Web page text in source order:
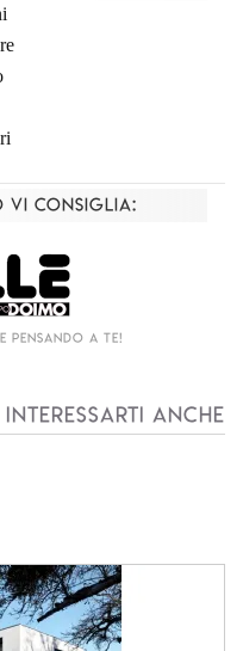
vi consiglia:
pensando a te!
interessarti anche